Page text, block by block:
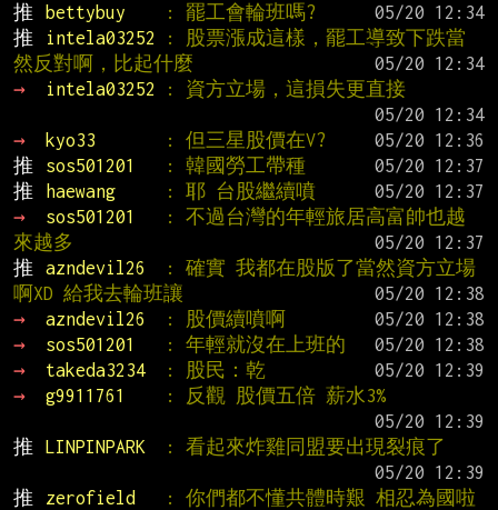
推
bettybuy : 罷工會輪班嗎?
推
intela03252
: 股票漲成這樣，罷工導致下跌當
然反對啊，比起什麼
→
intela03252
: 資方立場，這損失更直接
→
kyo33 : 但三星股價在V?
推
sos501201 : 韓國勞工帶種
推
haewang : 耶 台股繼續噴
→
sos501201
: 不過台灣的年輕旅居高富帥也越
來越多
推
azndevil26
: 確實 我都在股版了當然資方立場
啊XD 給我去輪班讓
→
azndevil26 : 股價續噴啊
→
sos501201 : 年輕就沒在上班的
→
takeda3234 : 股民：乾
→
g9911761
: 反觀 股價五倍 薪水3%
推
LINPINPARK
: 看起來炸雞同盟要出現裂痕了
推
zerofield
: 你們都不懂共體時艱 相忍為國啦